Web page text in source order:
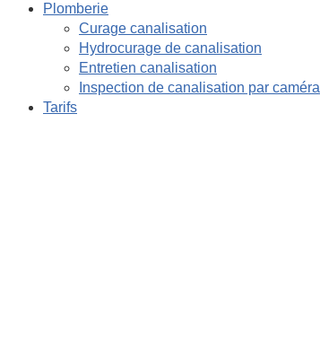
Plomberie
Curage canalisation
Hydrocurage de canalisation
Entretien canalisation
Inspection de canalisation par caméra
Tarifs